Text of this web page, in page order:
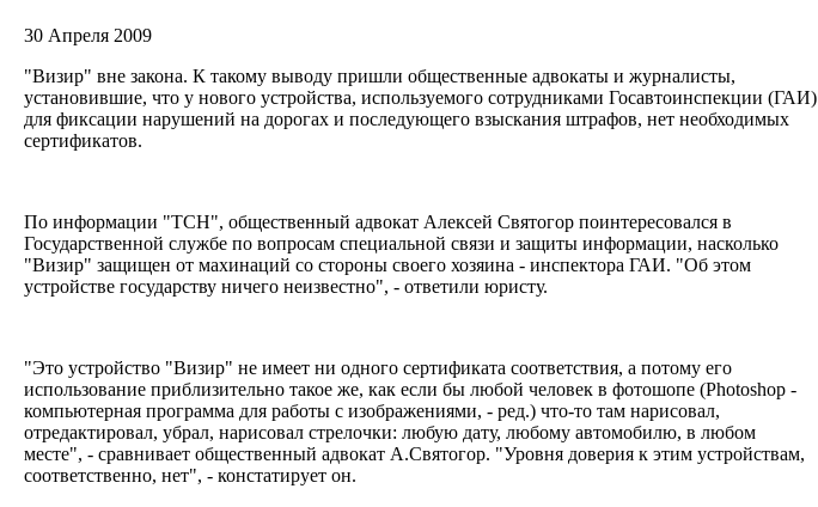
30 Апреля 2009
"Визир" вне закона. К такому выводу пришли общественные адвокаты и журналисты,
установившие, что у нового устройства, используемого сотрудниками Госавтоинспекции (ГАИ)
для фиксации нарушений на дорогах и последующего взыскания штрафов, нет необходимых
сертификатов.
По информации "ТСН", общественный адвокат Алексей Святогор поинтересовался в
Государственной службе по вопросам специальной связи и защиты информации, насколько
"Визир" защищен от махинаций со стороны своего хозяина - инспектора ГАИ. "Об этом
устройстве государству ничего неизвестно", - ответили юристу.
"Это устройство "Визир" не имеет ни одного сертификата соответствия, а потому его
использование приблизительно такое же, как если бы любой человек в фотошопе (Photoshop -
компьютерная программа для работы с изображениями, - ред.) что-то там нарисовал,
отредактировал, убрал, нарисовал стрелочки: любую дату, любому автомобилю, в любом
месте", - сравнивает общественный адвокат А.Святогор. "Уровня доверия к этим устройствам,
соответственно, нет", - констатирует он.